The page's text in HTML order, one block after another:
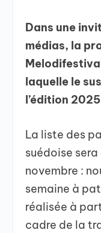
Dans une
médias, la
laquelle le
l’édition
La liste des
suédoise
novembre :
semaine à
réalisée à
cadre de la